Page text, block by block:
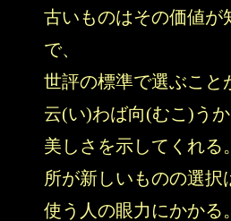
古いものはその価値が
で、
世評の標準で選ぶこと
云(い)わば向(むこ)うか
美しさを示してくれる。
所が新しいものの選択
使う人の眼力にかかる。